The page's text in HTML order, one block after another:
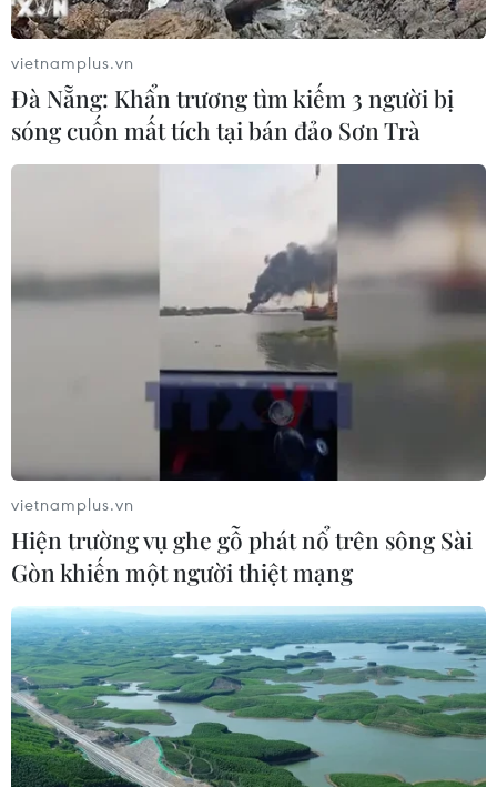
Rà soát cuối kỳ biện pháp tự vệ với phôi
Theo Cục Phòng vệ thương mại, mức thuế hiện tại với
phôi thép là 17,3% với thép dài là 10,9% và biện pháp
này dự kiến sẽ hết hiệu lực kể từ ngày 22/3/2020 nếu
vietnamplus.vn
Đà Nẵng: Khẩn trương tìm kiếm 3 người bị
sóng cuốn mất tích tại bán đảo Sơn Trà
vietnamplus.vn
Hiện trường vụ ghe gỗ phát nổ trên sông Sài
Gòn khiến một người thiệt mạng